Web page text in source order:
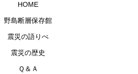
HOME
野島断層保存館
震災の語りべ
震災の歴史
Ｑ＆Ａ